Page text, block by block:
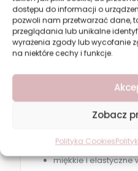
dostępu do informacji o
pozwoli nam przetwarzać dane,
przeglądania lub unikalne
wyrażenia zgody lub wycofanie
na niektóre cechy i funkcje.
Zobacz
Polityka Cookies
osłabione
Składnik aktywny:
Stosowanie: codziennie
Efekt po
Regularne stosowanie
intensywnie
zregenerowane i
miękkie i elastyczne